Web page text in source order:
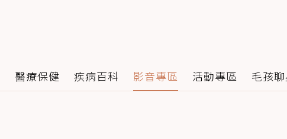
醫療保健 疾病百科 影音專區 活動專區 毛孩